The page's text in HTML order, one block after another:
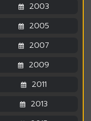
2003
2005
2007
2009
2011
2013